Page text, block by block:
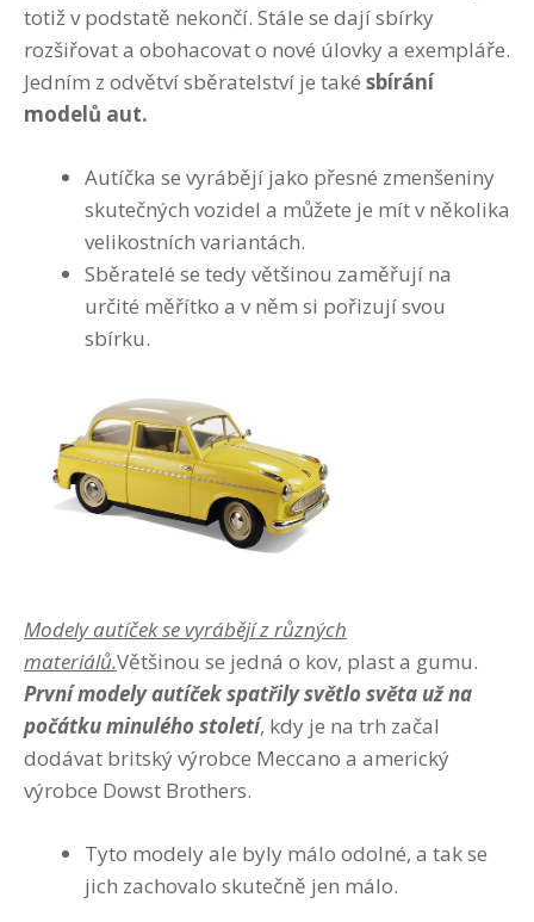
totiž v podstatě nekončí. Stále se dají sbírky
rozšiřovat a obohacovat o nové úlovky a exempláře.
Jedním z odvětví sběratelství je také sbírání
modelů aut.
Autíčka se vyrábějí jako přesné zmenšeniny
skutečných vozidel a můžete je mít v několika
velikostních variantách.
Sběratelé se tedy většinou zaměřují na
určité měřítko a v něm si pořizují svou
sbírku.
Modely autíček se vyrábějí z různých
materiálů.Většinou se jedná o kov, plast a gumu.
První modely autíček spatřily světlo světa už na
počátku minulého století, kdy je na trh začal
dodávat britský výrobce Meccano a americký
výrobce Dowst Brothers.
Tyto modely ale byly málo odolné, a tak se
jich zachovalo skutečně jen málo.